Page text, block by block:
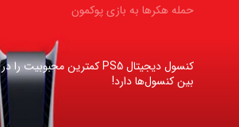
حمله هکرها به بازی پوکمون
کنسول دیجیتال PS5 کمترین محبوبیت را در
بین کنسول‌ها دارد!